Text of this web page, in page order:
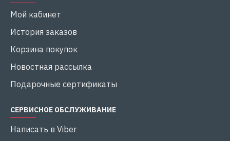
Мой кабинет
История заказов
Корзина покупок
Новостная рассылка
Подарочные сертификаты
СЕРВИСНОЕ ОБСЛУЖИВАНИЕ
Написать в Viber